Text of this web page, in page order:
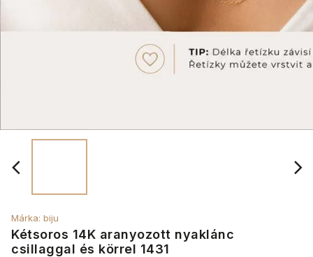
Kétsoros 14K aranyozott nyaklánc
csillaggal és körrel 1431
Márka: biju